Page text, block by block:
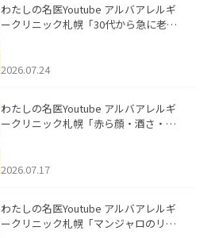
わたしの名医Youtube アルバアレルギ
ークリニック札幌「30代から急に老け
た。
2026.07.24
わたしの名医Youtube アルバアレルギ
ークリニック札幌「赤ら顔・酒さ・ニ
した。
2026.07.17
わたしの名医Youtube アルバアレルギ
ークリニック札幌「マンジャロのリア